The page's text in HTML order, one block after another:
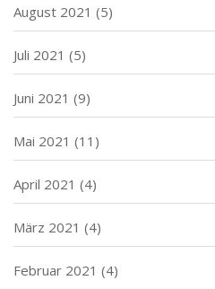
August 2021 (5)
Juli 2021 (5)
Juni 2021 (9)
Mai 2021 (11)
April 2021 (4)
März 2021 (4)
Februar 2021 (4)